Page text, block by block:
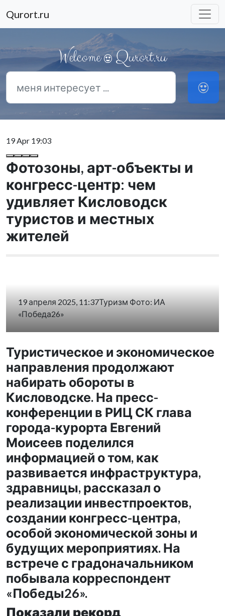
Qurort.ru
Welcome Qurort.ru
19 Apr 19:03
Фотозоны, арт-объекты и
конгресс-центр: чем
удивляет Кисловодск
туристов и местных
жителей
19 апреля 2025, 11:37Туризм Фото: ИА
«Победа26»
Туристическое и экономическое
направления продолжают
набирать обороты в
Кисловодске. На пресс-
конференции в РИЦ СК глава
города-курорта Евгений
Моисеев поделился
информацией о том, как
развивается инфраструктура,
здравницы, рассказал о
реализации инвестпроектов,
создании конгресс-центра,
особой экономической зоны и
будущих мероприятиях. На
встрече с градоначальником
побывала корреспондент
«Победы26».
Показали рекорд